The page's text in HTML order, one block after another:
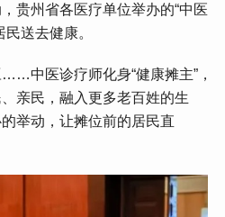
贵州省各医疗单位举办的“中医
送去健康。
医诊疗师化身“健康摊主”，
亲民，融入更多老百姓的生
举动，让摊位前的居民直